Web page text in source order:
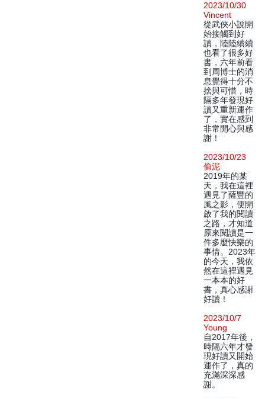
2023/10/30
Vincent
從武俠小說開
始接觸到好
讀，陸陸續續
也看了很多好
書，六年前看
到周博士的消
息覺得十分不
捨與可惜，時
隔多年發現好
讀又重新運作
了，實在感到
非常開心與感
謝！
2023/10/23
偷泥
2019年的某
天，我在這裡
遇見了薩豐的
風之影，便開
啟了我的閱讀
之路，才知道
原來閱讀是一
件多麼快樂的
事情。2023年
的今天，我依
然在這裡遇見
一本本的好
書，真心感謝
好讀！
2023/10/7
Young
自2017年後，
時隔六年才發
現好讀又開始
運作了，真的
充滿深深感
謝。